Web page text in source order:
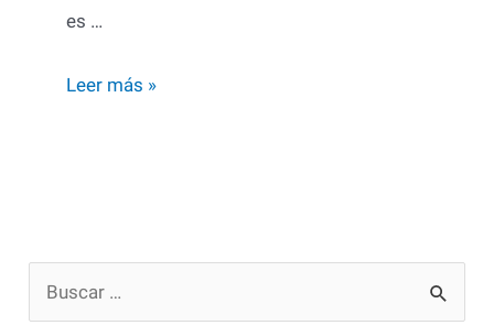
es …
IV
Cultura
Comunitaria
Leer más »
u